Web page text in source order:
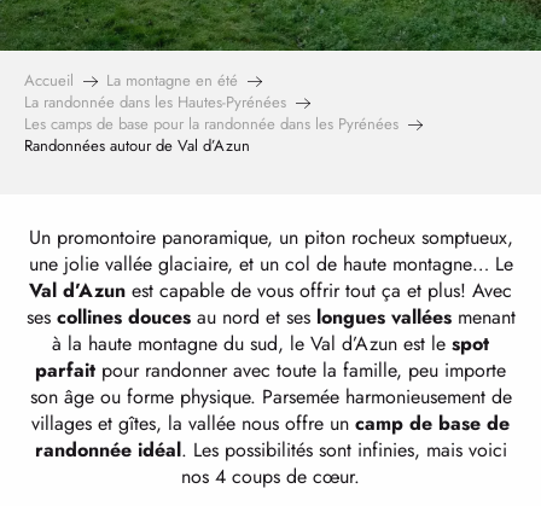
Accueil
La montagne en été
La randonnée dans les Hautes-Pyrénées
Les camps de base pour la randonnée dans les Pyrénées
Randonnées autour de Val d’Azun
Un promontoire panoramique, un piton rocheux somptueux,
une jolie vallée glaciaire, et un col de haute montagne… Le
Val d’Azun est capable de vous offrir tout ça et plus! Avec
ses collines doucesau nord et seslongues valléesmenant
à la haute montagne du sud, le Val d’Azun est le spot
parfait pour randonner avec toute la famille, peu importe
son âge ou forme physique. Parsemée harmonieusement de
villages et gîtes, la vallée nous offre un camp de base de
randonnée idéal. Les possibilités sont infinies, mais voici
nos 4 coups de cœur.